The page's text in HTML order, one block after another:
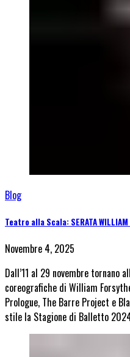
Blog
Teatro alla Scala: SERATA WILLIAM
Novembre 4, 2025
Dall’11 al 29 novembre tornano
coreografiche di William
Prologue, The Barre Project e
stile la Stagione di Balletto